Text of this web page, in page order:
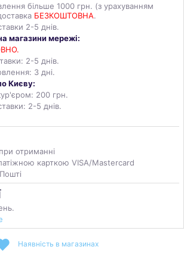
більше 1000 грн. (з урахуванням
БЕЗКОШТОВНА.
2-5 днів.
магазини мережі:
2-5 днів.
3 дні.
Києву:
ур'єром: 200 грн.
2-5 днів.
отриманні
карткою VISA/Mastercard
Наявність в магазинах